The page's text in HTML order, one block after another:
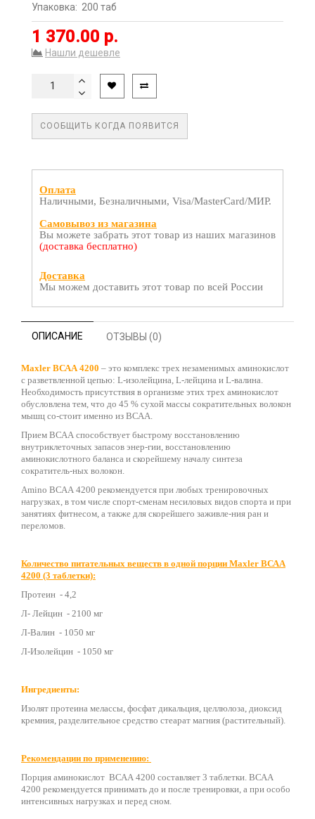
Упаковка: 200 таб
1 370.00 р.
Нашли дешевле
СООБЩИТЬ КОГДА ПОЯВИТСЯ
Оплата
Наличными, Безналичными, Visa/MasterCard/МИР.
Самовывоз из магазина
Вы можете забрать этот товар из наших магазинов
(доставка бесплатно)
Доставка
Мы можем доставить этот товар по всей России
ОПИСАНИЕ ОТЗЫВЫ (0)
Maxler ВСАА 4200 – это комплекс трех незаменимых аминокислот
с разветвленной цепью: L-изолейцина, L-лейцина и L-валина.
Необходимость присутствия в организме этих трех аминокислот
обусловлена тем, что до 45 % сухой массы сократительных волокон
мышц со-стоит именно из ВСАА.
Прием ВСАА способствует быстрому восстановлению
внутриклеточных запасов энер-гии, восстановлению
аминокислотного баланса и скорейшему началу синтеза
сократитель-ных волокон.
Amino ВСАА 4200 рекомендуется при любых тренировочных
нагрузках, в том числе спорт-сменам несиловых видов спорта и при
занятиях фитнесом, а также для скорейшего заживле-ния ран и
переломов.
Количество питательных веществ в одной порции Maxler ВСАА
4200 (3 таблетки):
Протеин - 4,2
Л- Лейцин - 2100 мг
Л-Валин - 1050 мг
Л-Изолейцин - 1050 мг
Ингредиенты:
Изолят протеина мелассы, фосфат дикальция, целлюлоза, диоксид
кремния, разделительное средство стеарат магния (растительный).
Рекомендации по применению:
Порция аминокислот ВСАА 4200 составляет 3 таблетки. ВСАА
4200 рекомендуется принимать до и после тренировки, а при особо
интенсивных нагрузках и перед сном.